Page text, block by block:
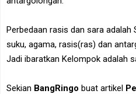
Perbedaan rasis dan sara adalah
suku, agama, rasis(ras) dan
Jadi ibaratkan Kelompok adalah
Sekian BangRingo buat artikel